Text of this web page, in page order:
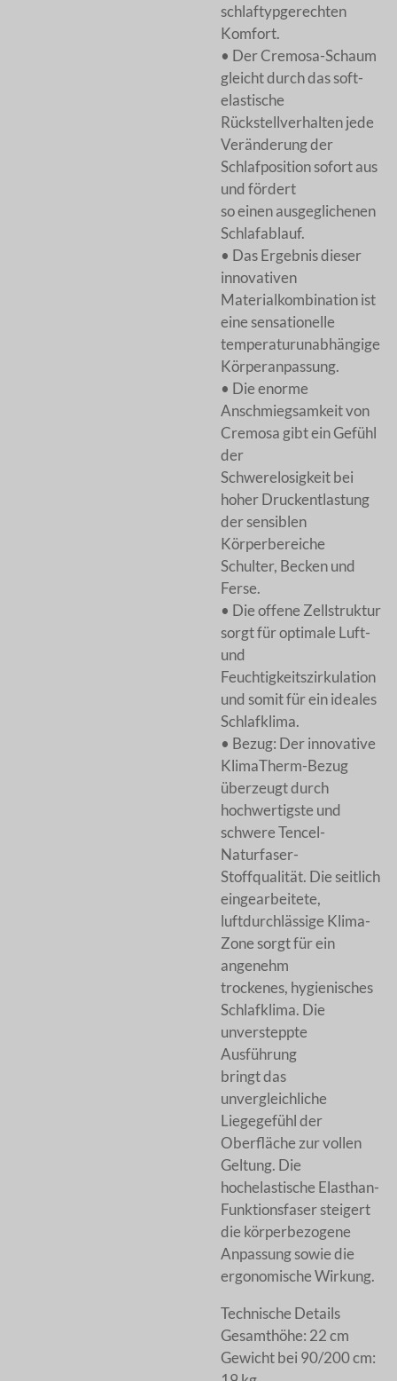
schlaftypgerechten
Komfort.
• Der Cremosa-Schaum
gleicht durch das soft-
elastische
Rückstellverhalten jede
Veränderung der
Schlafposition sofort aus
und fördert
so einen ausgeglichenen
Schlafablauf.
• Das Ergebnis dieser
innovativen
Materialkombination ist
eine sensationelle
temperaturunabhängige
Körperanpassung.
• Die enorme
Anschmiegsamkeit von
Cremosa gibt ein Gefühl
der
Schwerelosigkeit bei
hoher Druckentlastung
der sensiblen
Körperbereiche
Schulter, Becken und
Ferse.
• Die offene Zellstruktur
sorgt für optimale Luft-
und
Feuchtigkeitszirkulation
und somit für ein ideales
Schlafklima.
• Bezug: Der innovative
KlimaTherm-Bezug
überzeugt durch
hochwertigste und
schwere Tencel-
Naturfaser-
Stoffqualität. Die seitlich
eingearbeitete,
luftdurchlässige Klima-
Zone sorgt für ein
angenehm
trockenes, hygienisches
Schlafklima. Die
unversteppte
Ausführung
bringt das
unvergleichliche
Liegegefühl der
Oberfläche zur vollen
Geltung. Die
hochelastische Elasthan-
Funktionsfaser steigert
die körperbezogene
Anpassung sowie die
ergonomische Wirkung.
Technische Details
Gesamthöhe: 22 cm
Gewicht bei 90/200 cm: